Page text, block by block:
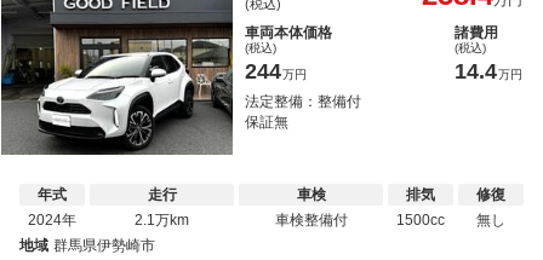
(税込)
車両本体価格
(税込)
244万円
諸費用
(税込)
14.4万円
法定整備：整備付
保証無
年式
2024年
走行
2.1万km
車検
車検整備付
排気
1500cc
修復
無し
地域 群馬県伊勢崎市